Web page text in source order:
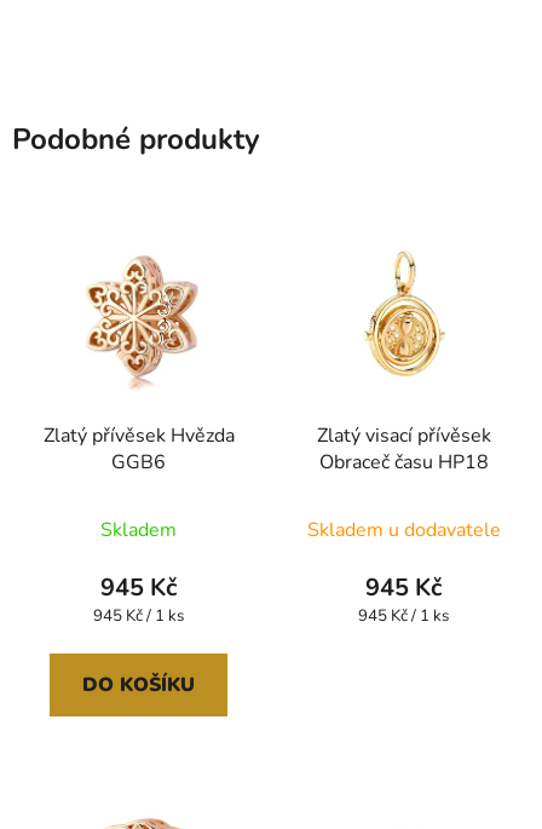
Podobné produkty
Zlatý přívěsek Hvězda
GGB6
Skladem
945 Kč
Měrná
945 Kč / 1 ks
DO KOŠÍKU
Zlatý visací přívěsek
Obraceč času HP18
Skladem u dodavatele
945 Kč
Měrná
945 Kč / 1 ks